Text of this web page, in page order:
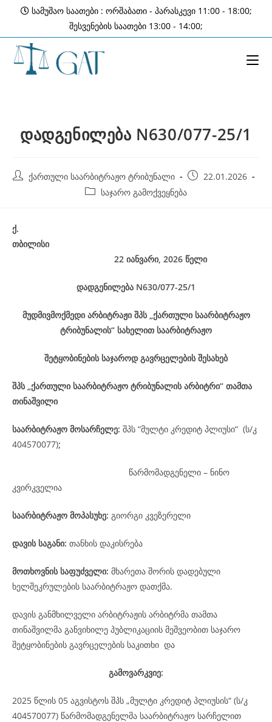
content
სამუშაო საათები : ორშაბათი - პარასკევი 11:00 - 18:00;
შესვენების საათები 13:00 - 14:00;
დადგენილება N630/077-25/1
Post ქართული საარბიტრაჟო ტრიბუნალი
Post 22.01.2026
Post საჯარო გამოქვეყნება
ქ.
თბილისი
22 იანვარი, 2026 წელი
დადგენილება N630/077-25/1
მუდმივმოქმედი არბიტრაჟი შპს „ქართული საარბიტრაჟო
ტრიბუნალის“ სახელით საარბიტრაჟო
შეტყობინების საჯაროდ გავრცელების შესახებ
შპს „ქართული საარბიტრაჟო ტრიბუნალის არბიტრი“ თამთა
თინაშვილი
საარბიტრაჟო მოსარჩელე: შპს “მულტი კრედიტ პლიუსი“ (ს/კ
404570077);
წარმომადგენელი – ნინო
კვირკველია
საარბიტრაჟო მოპასუხე: გიორგი კვეზერელი
დავის საგანი: თანხის დაკისრება
მოთხოვნის საფუძველი: მხარეთა შორის დადებული
ხელშეკრულების საარბიტრაჟო დათქმა.
დავის განმხილველი არბიტრაჟის არბიტრმა თამთა
თინაშვილმა განვიხილე პუბლიკაციის მეშვეობით საჯარო
შეტყობინების გავრცელების საკითხი და
გამოვარკვიე:
2025 წლის 05 აგვისტოს შპს „მულტი კრედიტ პლიუსის“ (ს/კ
404570077) წარმომადგენელმა საარბიტრაჟო სარჩელით